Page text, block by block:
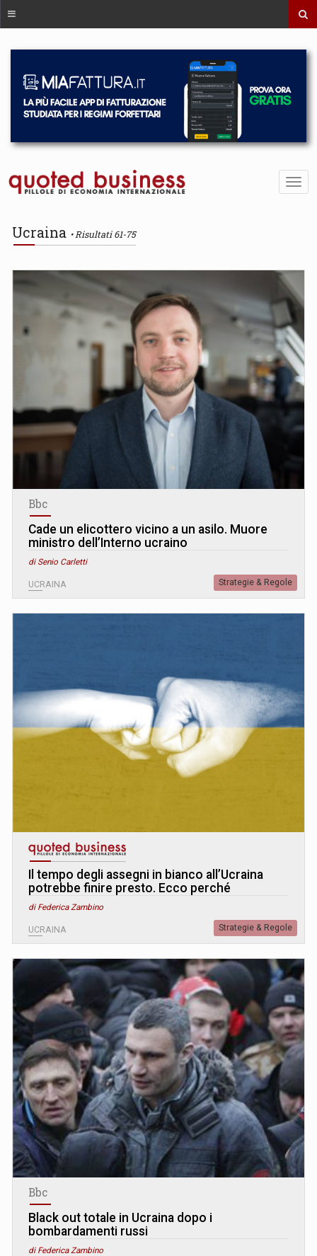
Ucraina Risultati 61-75
Bbc
Cade un elicottero vicino a un asilo. Muore
ministro dell’Interno ucraino
di Senio Carletti
UCRAINA Strategie & Regole
Il tempo degli assegni in bianco all’Ucraina
potrebbe finire presto. Ecco perché
di Federica Zambino
UCRAINA Strategie & Regole
Bbc
Black out totale in Ucraina dopo i
bombardamenti russi
di Federica Zambino